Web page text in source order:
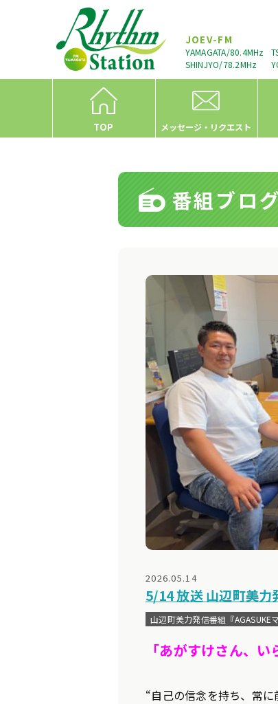
JOEV-FM
YAMAGATA/80.4MHz
SHINJYO/78.2MHz
TOP メッセージ・リクエスト
番組ブログ
2026.05.14
5/14 放送 山辺町美力
山辺町美力発信番組『AGASUKE
「あがすけさん、い
“自己の信念を持ち、常